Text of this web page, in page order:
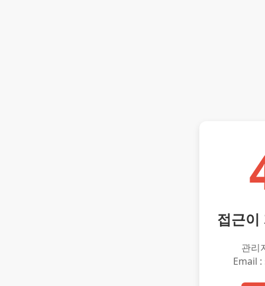
접근이
관리
Email